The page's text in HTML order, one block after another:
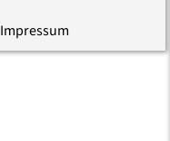
Impressum